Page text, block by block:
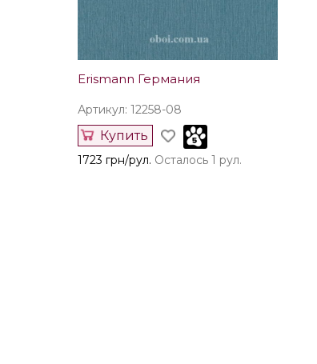
Erismann Германия
Артикул: 12258-08
Купить
1723 грн/рул. Осталось 1 рул.